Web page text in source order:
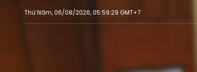
Thứ Năm, 06/08/2026, 05:59:29 GMT+7